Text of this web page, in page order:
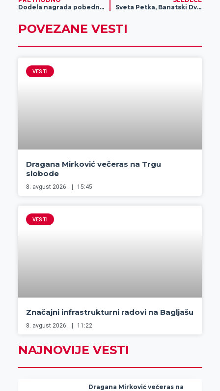
Dodela nagrada pobednicima „Letnje stručne prakse“ 2022.
Sveta Petka, Banatski Dvor 2022.
POVEZANE VESTI
VESTI
Dragana Mirković večeras na Trgu
slobode
8. avgust 2026. 15:45
VESTI
Značajni infrastrukturni radovi na Bagljašu
8. avgust 2026. 11:22
NAJNOVIJE VESTI
Dragana Mirković večeras na